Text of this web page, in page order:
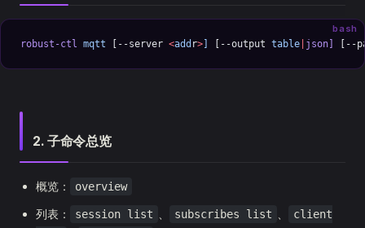
bash
robust-ctl mqtt [--server <add r> [--output table json] [--
2. 子命令总览
概览： overview
列表： session list subscribes list
client